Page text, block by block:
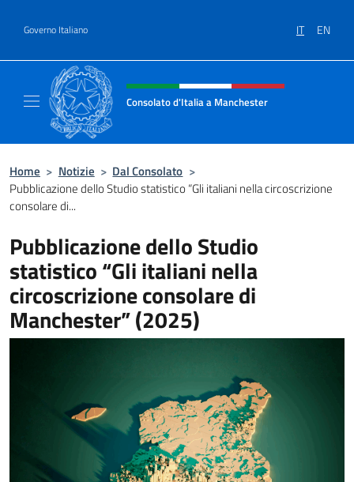
Governo Italiano IT EN
Intestazione sito, social e menù
Consolato d'Italia a Manchester
Home > Notizie > Dal Consolato >
Pubblicazione dello Studio statistico “Gli italiani nella circoscrizione
consolare di...
Pubblicazione dello Studio
statistico “Gli italiani nella
circoscrizione consolare di
Manchester” (2025)